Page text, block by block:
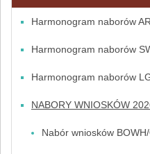
Harmonogram naborów
Harmonogram naborów
Harmonogram naborów
NABORY WNIOSKÓW
Nabór wniosków